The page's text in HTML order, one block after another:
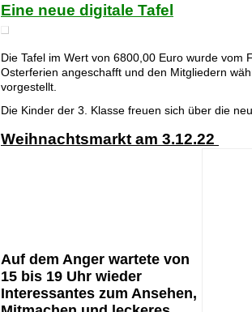
Eine neue digitale Tafel
Die Tafel im Wert von 6800,00 Euro wurde vom
Osterferien angeschafft und den Mitgliedern
vorgestellt.
Die Kinder der 3. Klasse freuen sich über die
Weihnachtsmarkt am 3.12.22
Auf dem Anger wartete von
15 bis 19 Uhr wieder
Interessantes zum Ansehen,